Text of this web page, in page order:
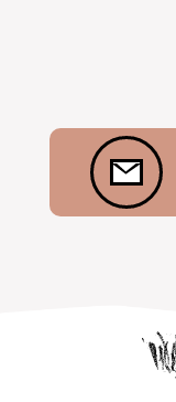
お問合わせ